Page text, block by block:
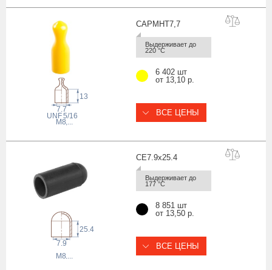
CAPMHT7,7
Выдерживает до
220 °С
13
M8,...
UNF5/16
7.7
6 402 шт
от 13,10 р.
ВСЕ ЦЕНЫ
CE7.9x25.4
Выдерживает до
177 °С
7.9
25.4
M8,...
8 851 шт
от 13,50 р.
ВСЕ ЦЕНЫ